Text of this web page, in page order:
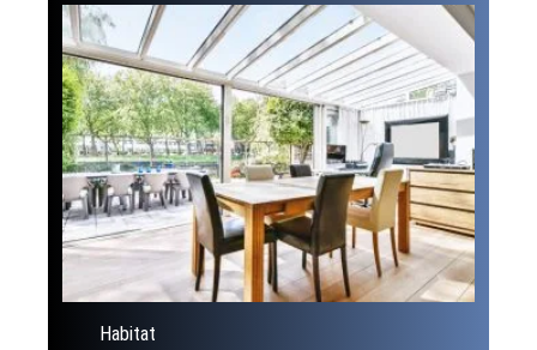
Habitat